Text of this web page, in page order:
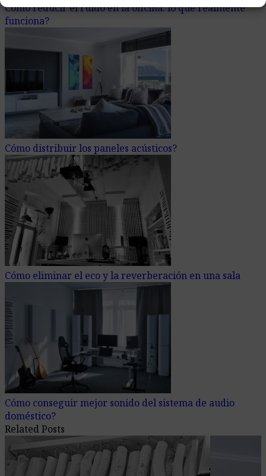
Cómo reducir el ruido en la oficina: lo que realmente
funciona?
Cómo distribuir los paneles acústicos?
Cómo eliminar el eco y la reverberación en una sala
Cómo conseguir mejor sonido del sistema de audio
doméstico?
Related Posts